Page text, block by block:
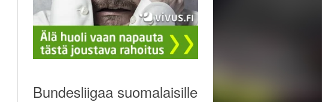
Bundesliigaa suomalaisille